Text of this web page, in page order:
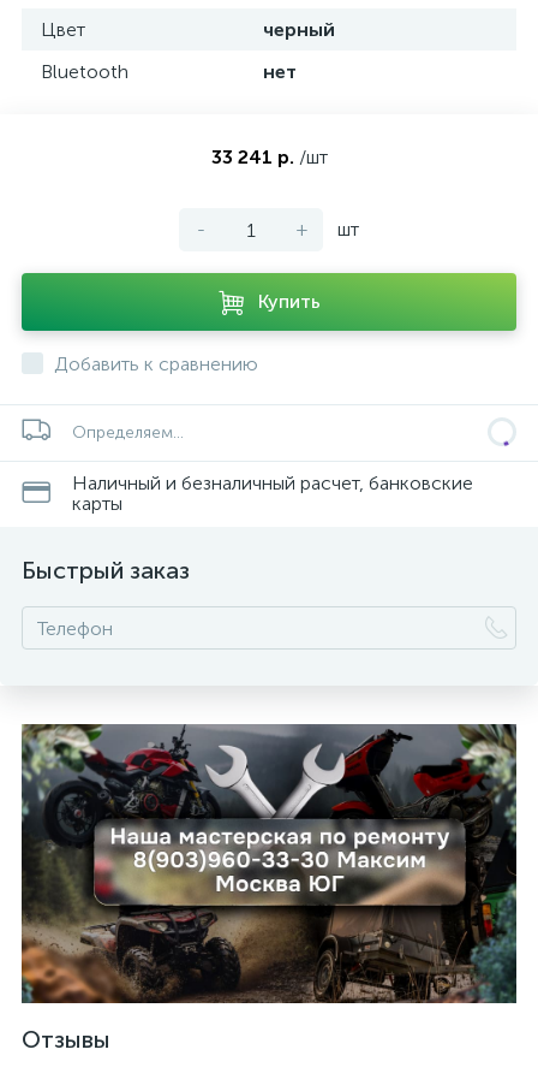
Цвет
черный
Bluetooth
нет
33 241 р. /шт
- + шт
Купить
Добавить к сравнению
Определяем...
Наличный и безналичный расчет, банковские
карты
Быстрый заказ
Отзывы